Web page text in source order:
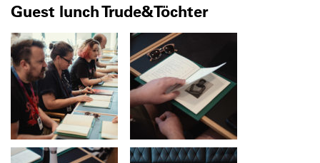
Guest lunch Trude&Töchter